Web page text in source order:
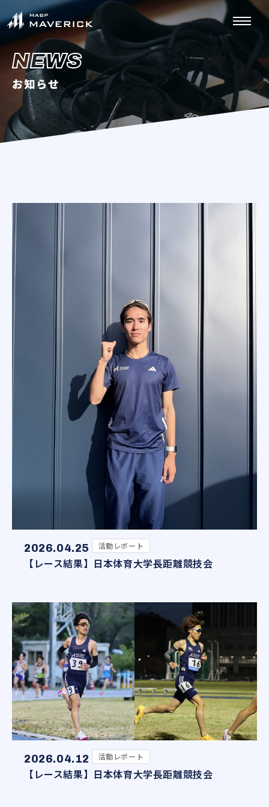
NEWS
お知らせ
2026.04.25 活動レポート
【レース結果】日本体育大学長距離競技会
2026.04.12 活動レポート
【レース結果】日本体育大学長距離競技会